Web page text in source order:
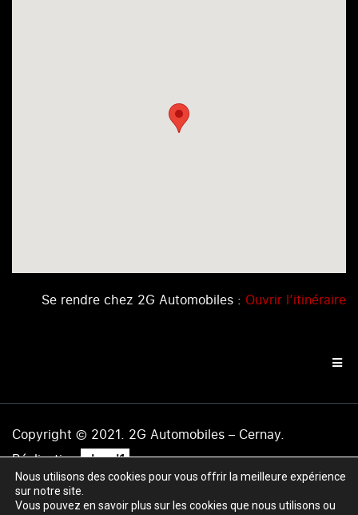
Se rendre chez 2G Automobiles : Ouvrir l’itinéraire
Copyright © 2021. 2G Automobiles – Cernay.
Réalisation .level1
Mentions légales|Politique de confidentialité|Plan du
site
Nous utilisons des cookies pour vous offrir la meilleure expérience
sur notre site.
Vous pouvez en savoir plus sur les cookies que nous utilisons ou